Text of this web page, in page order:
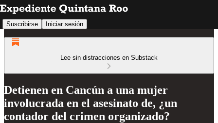
Suscribirse Iniciar sesión
Lee sin distracciones en Substack
Detienen en Cancún a una mujer
involucrada en el asesinato de, ¿un
contador del crimen organizado?